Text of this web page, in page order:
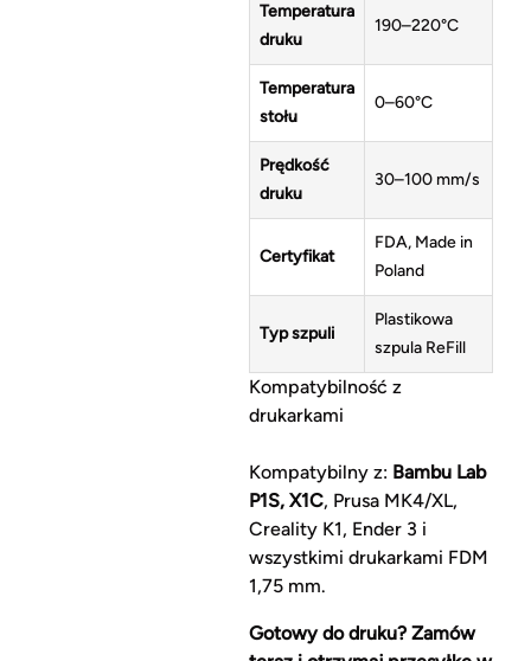
Temperatura
druku
190–220°C
Temperatura
stołu
0–60°C
Prędkość
druku
30–100 mm/s
Certyfikat
FDA, Made in
Poland
Typ szpuli
Plastikowa
szpula ReFill
Kompatybilność z
drukarkami
Kompatybilny z: Bambu Lab
P1S, X1C, Prusa MK4/XL,
Creality K1, Ender 3 i
wszystkimi drukarkami FDM
1,75 mm.
Gotowy do druku? Zamów